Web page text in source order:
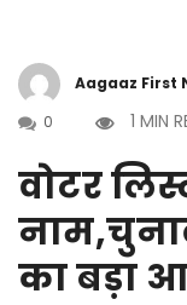
Aagaaz First
0
1 MIN
वोटर
का बड़ा